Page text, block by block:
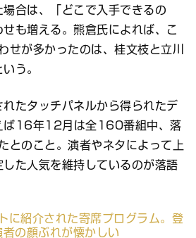
合は、「どこで入手できるの
も増える。熊倉氏によれば、こ
せが多かったのは、桂文枝と立川
う。
たタッチパネルから得られたデ
ば16年12月は全160番組中、落
とのこと。演者やネタによって上
した人気を維持しているのが落語